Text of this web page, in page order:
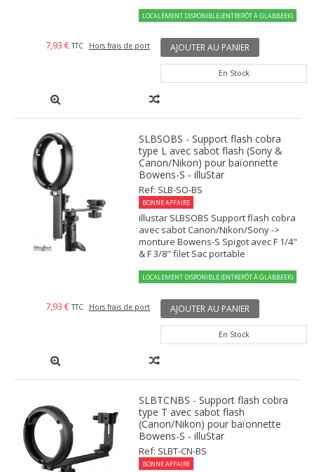
LOCALEMENT DISPONIBLE (ENTREPÔT À GLABBEEK)
7,93 € TTC Hors frais de port AJOUTER AU PANIER
En Stock
SLBSOBS - Support flash cobra
type L avec sabot flash (Sony &
Canon/Nikon) pour baïonnette
Bowens-S - illuStar
Ref: SLB-SO-BS
BONNE AFFAIRE
illustar SLBSOBS Support flash cobra
avec sabot Canon/Nikon/Sony ->
monture Bowens-S Spigot avec F 1/4"
& F 3/8" filet Sac portable
LOCALEMENT DISPONIBLE (ENTREPÔT À GLABBEEK)
7,93 € TTC Hors frais de port AJOUTER AU PANIER
En Stock
SLBTCNBS - Support flash cobra
type T avec sabot flash
(Canon/Nikon) pour baïonnette
Bowens-S - illuStar
Ref: SLBT-CN-BS
BONNE AFFAIRE